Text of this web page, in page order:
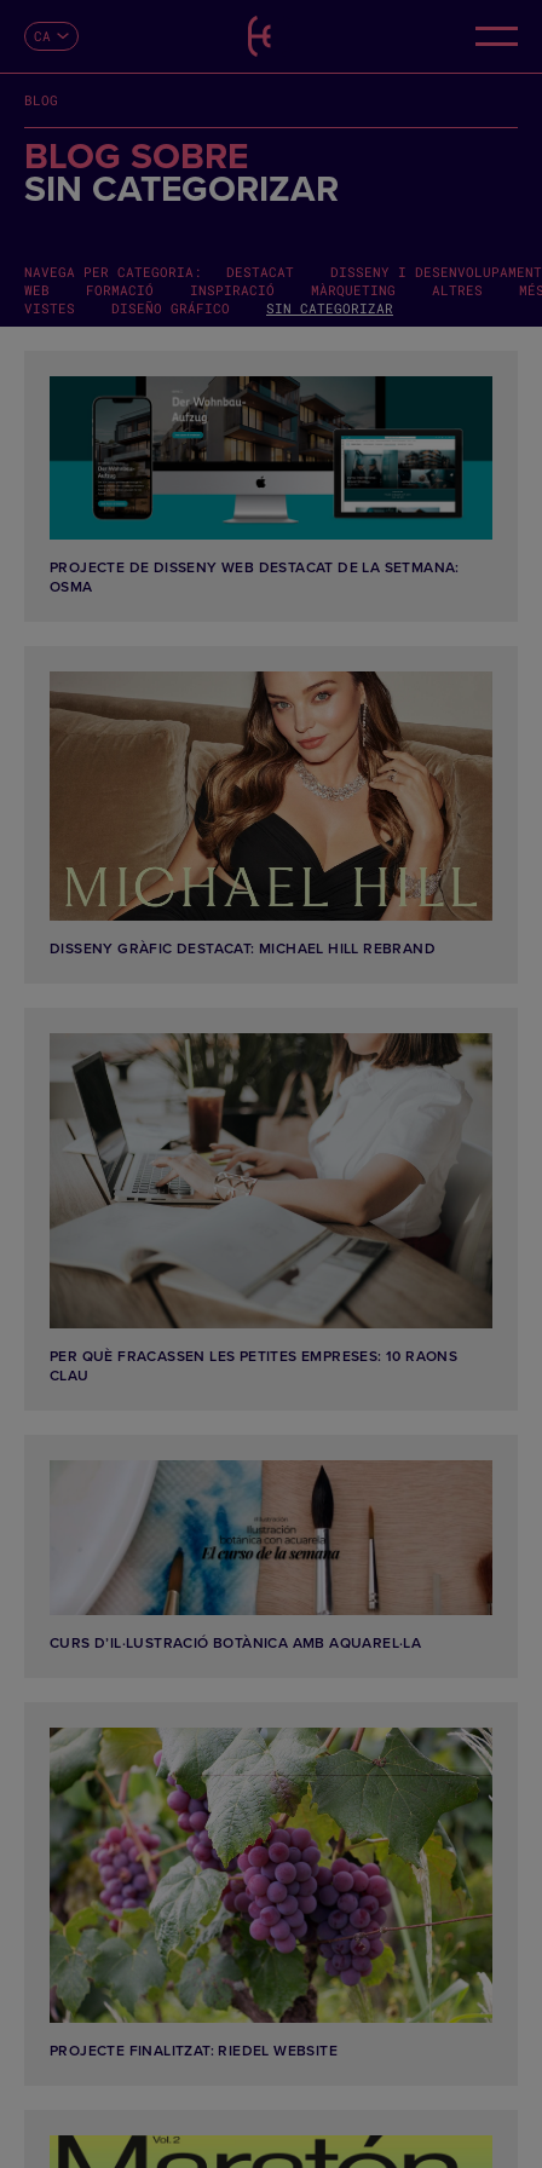
CA
FR
DE
IT
PT
CONTACTE
BLOG
BLOG SOBRE
SIN CATEGORIZAR
NAVEGA PER CATEGORIA: DESTACAT
DISSENY I DESENVOLUPAMENT
WEB
FORMACIÓ INSPIRACIÓ MÀRQUETING ALTRES
VISTES
DISEÑO GRÁFICO SIN CATEGORIZAR
PROJECTE DE DISSENY WEB DESTACAT DE LA SETMANA:
OSMA
DISSENY GRÀFIC DESTACAT: MICHAEL HILL REBRAND
PER QUÈ FRACASSEN LES PETITES EMPRESES: 10 RAONS
CLAU
CURS D’IL·LUSTRACIÓ BOTÀNICA AMB AQUAREL·LA
PROJECTE FINALITZAT: RIEDEL WEBSITE